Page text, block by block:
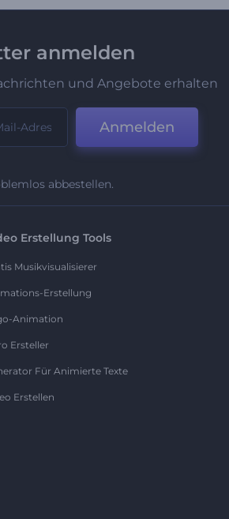
anmelden
und Angebote erhalten
Anmelden
abbestellen.
Erstellung Tools
Musikvisualisierer
Erstellung
Animation
Ersteller
Für Animierte Texte
Erstellen